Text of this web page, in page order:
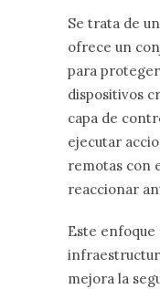
Se trata de
ofrece un
para
dispositivos
capa de
ejecutar
remotas con
reaccionar
Este enfoque
mejora la